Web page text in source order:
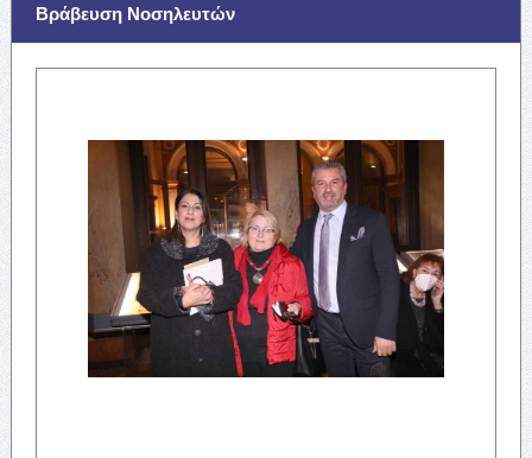
Βράβευση Νοσηλευτών